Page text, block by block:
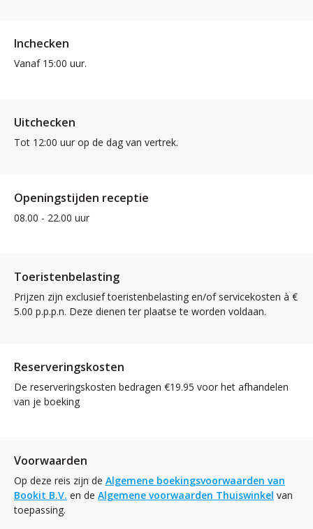
Inchecken
Vanaf 15:00 uur.
Uitchecken
Tot 12:00 uur op de dag van vertrek.
Openingstijden receptie
08.00 - 22.00 uur
Toeristenbelasting
Prijzen zijn exclusief toeristenbelasting en/of servicekosten à €
5.00 p.p.p.n. Deze dienen ter plaatse te worden voldaan.
Reserveringskosten
De reserveringskosten bedragen €19.95 voor het afhandelen
van je boeking
Voorwaarden
Op deze reis zijn de Algemene boekingsvoorwaarden van
Bookit B.V. en de Algemene voorwaarden Thuiswinkel van
toepassing.